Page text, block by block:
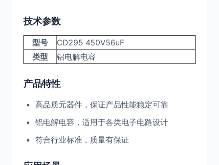
技术参数
型号
CD295 450V56uF
类型
铝电解电容
产品特性
高品质元器件，保证产品性能稳定可靠
铝电解电容，适用于各类电子电路设计
符合行业标准，质量有保证